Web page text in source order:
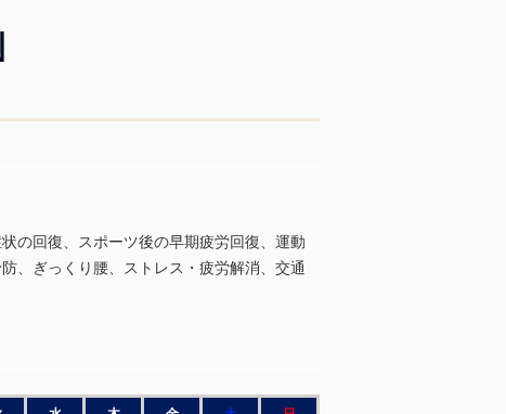
の回復、スポーツ後の早期疲労回復、運動
、ぎっくり腰、ストレス・疲労解消、交通